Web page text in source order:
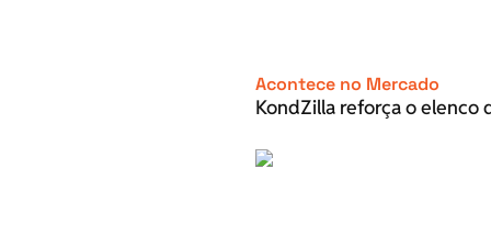
Acontece no Mercado
KondZilla reforça o elenco